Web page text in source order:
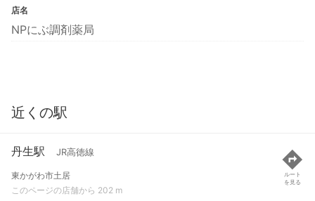
店名
NPにぶ調剤薬局
近くの駅
丹生駅 JR高徳線
東かがわ市土居
このページの店舗から 202 m
ルート
を見る